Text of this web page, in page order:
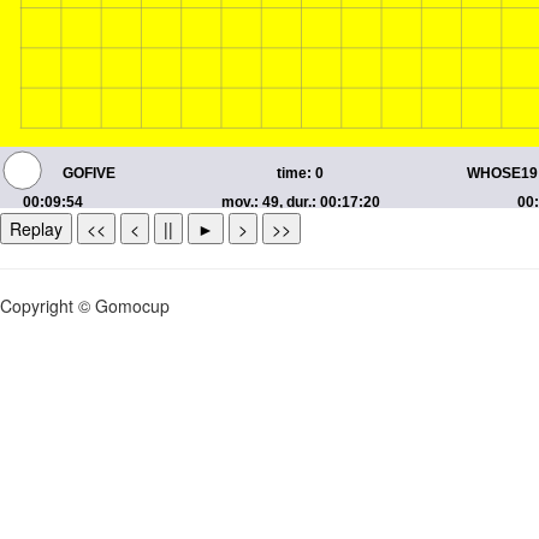
Replay << < || ► > >>
Copyright © Gomocup